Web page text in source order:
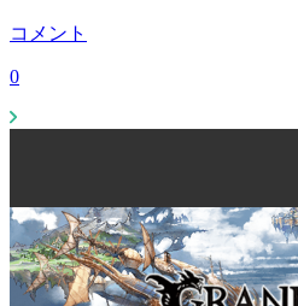
コメント
0